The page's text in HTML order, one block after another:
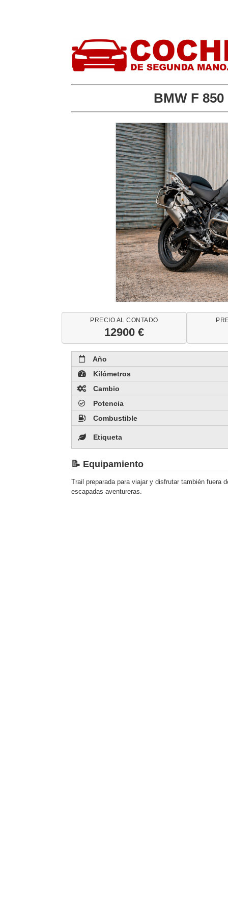
BMW F
PRECIO AL CONTADO
12900 €
Año
Kilómetros
Cambio
Potencia
Combustible
Etiqueta
📝 Equipamiento
Trail preparada para viajar y disfrutar también fuera
escapadas aventureras.